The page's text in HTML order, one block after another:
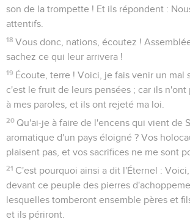
son de la trompette ! Et ils répondent :
attentifs.
18 Vous donc, nations, écoutez !
sachez ce qui leur arrivera !
19 Écoute, terre ! Voici, je fais venir un mal
c'est le fruit de leurs pensées ; car ils
à mes paroles, et ils ont rejeté ma loi.
20 Qu'ai-je à faire de l'encens qui vient de
aromatique d'un pays éloigné ? Vos
plaisent pas, et vos sacrifices ne me sont
21 C'est pourquoi ainsi a dit l'Éternel :
devant ce peuple des pierres
lesquelles tomberont ensemble pères et
et ils périront.